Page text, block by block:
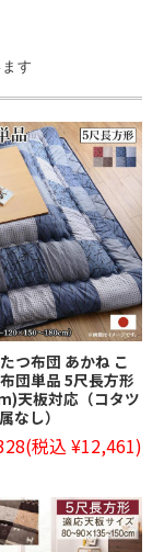
す
つ布団 あかね こ
団単品 5尺長方形
天板対応（コタツ
なし）
(税込 ¥12,461)